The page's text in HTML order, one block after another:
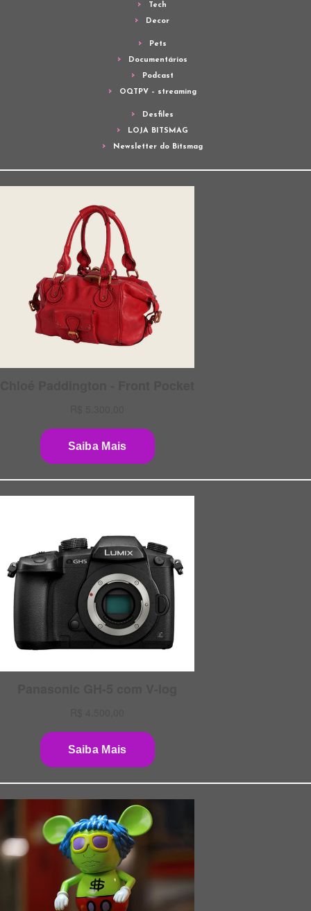
Tech
Decor
Pets
Documentários
Podcast
OQTPV – streaming
Desfiles
LOJA BITSMAG
Newsletter do Bitsmag